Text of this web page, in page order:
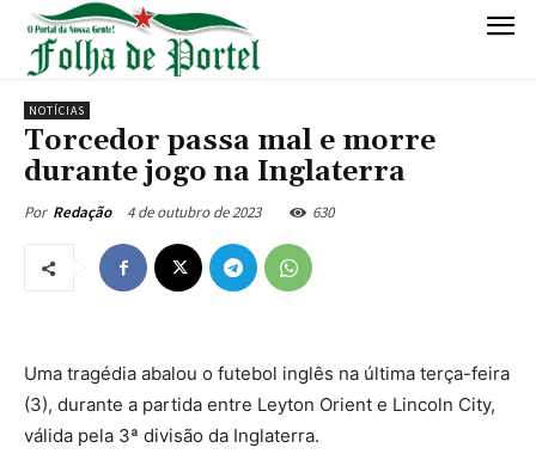
NOTÍCIAS
Torcedor passa mal e morre
durante jogo na Inglaterra
Por Redação 4 de outubro de 2023 630
Uma tragédia abalou o futebol inglês na última terça-feira
(3), durante a partida entre Leyton Orient e Lincoln City,
válida pela 3ª divisão da Inglaterra.